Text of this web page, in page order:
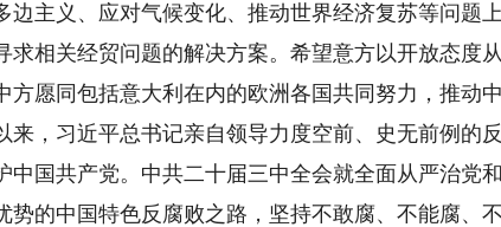
主义、应对气候变化、推动世界经济复苏等问题
求相关经贸问题的解决方案。希望意方以开放态度
愿同包括意大利在内的欧洲各国共同努力，推动
，习近平总书记亲自领导力度空前、史无前例的
中国共产党。中共二十届三中全会就全面从严治党
势的中国特色反腐败之路，坚持不敢腐、不能腐、